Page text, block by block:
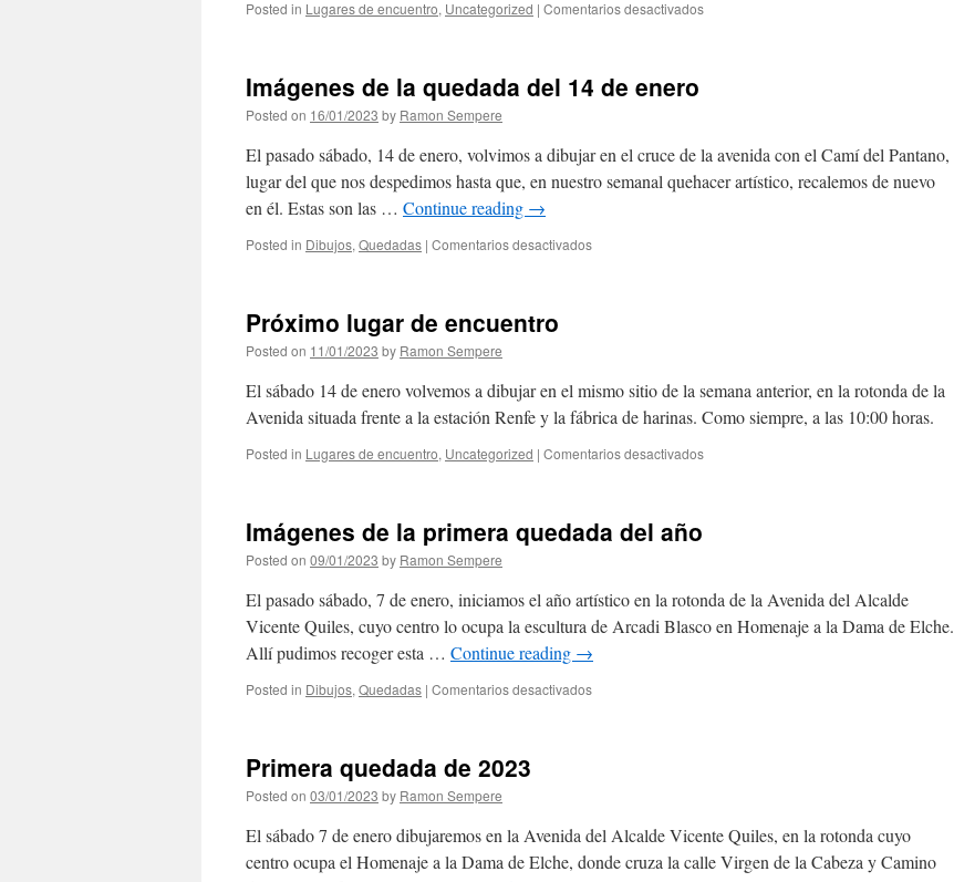
Posted in Lugares de encuentro, Uncategorized | Comentarios desactivados
Imágenes de la quedada del 14 de enero
Posted on 16/01/2023 by Ramon Sempere
El pasado sábado, 14 de enero, volvimos a dibujar en el cruce de la avenida con el Camí del Pantano,
lugar del que nos despedimos hasta que, en nuestro semanal quehacer artístico, recalemos de nuevo
en él. Estas son las … Continue reading →
Posted in Dibujos, Quedadas | Comentarios desactivados
de
enero
Próximo lugar de encuentro
Posted on 11/01/2023 by Ramon Sempere
El sábado 14 de enero volvemos a dibujar en el mismo sitio de la semana anterior, en la rotonda de la
Avenida situada frente a la estación Renfe y la fábrica de harinas. Como siempre, a las 10:00 horas.
Posted in Lugares de encuentro, Uncategorized | Comentarios desactivados
Imágenes de la primera quedada del año
Posted on 09/01/2023 by Ramon Sempere
El pasado sábado, 7 de enero, iniciamos el año artístico en la rotonda de la Avenida del Alcalde
Vicente Quiles, cuyo centro lo ocupa la escultura de Arcadi Blasco en Homenaje a la Dama de Elche.
Allí pudimos recoger esta … Continue reading →
Posted in Dibujos, Quedadas | Comentarios desactivados
año
Primera quedada de 2023
Posted on 03/01/2023 by Ramon Sempere
El sábado 7 de enero dibujaremos en la Avenida del Alcalde Vicente Quiles, en la rotonda cuyo
centro ocupa el Homenaje a la Dama de Elche, donde cruza la calle Virgen de la Cabeza y Camino